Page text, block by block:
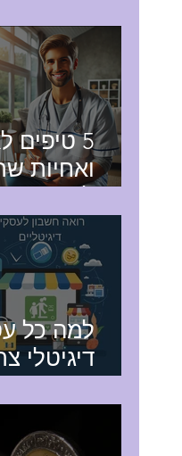
5 טיפים
ואחיות
שירותים
אח/אחות
מוסמך עד
למה כל
דיגיטלי
מקצועי